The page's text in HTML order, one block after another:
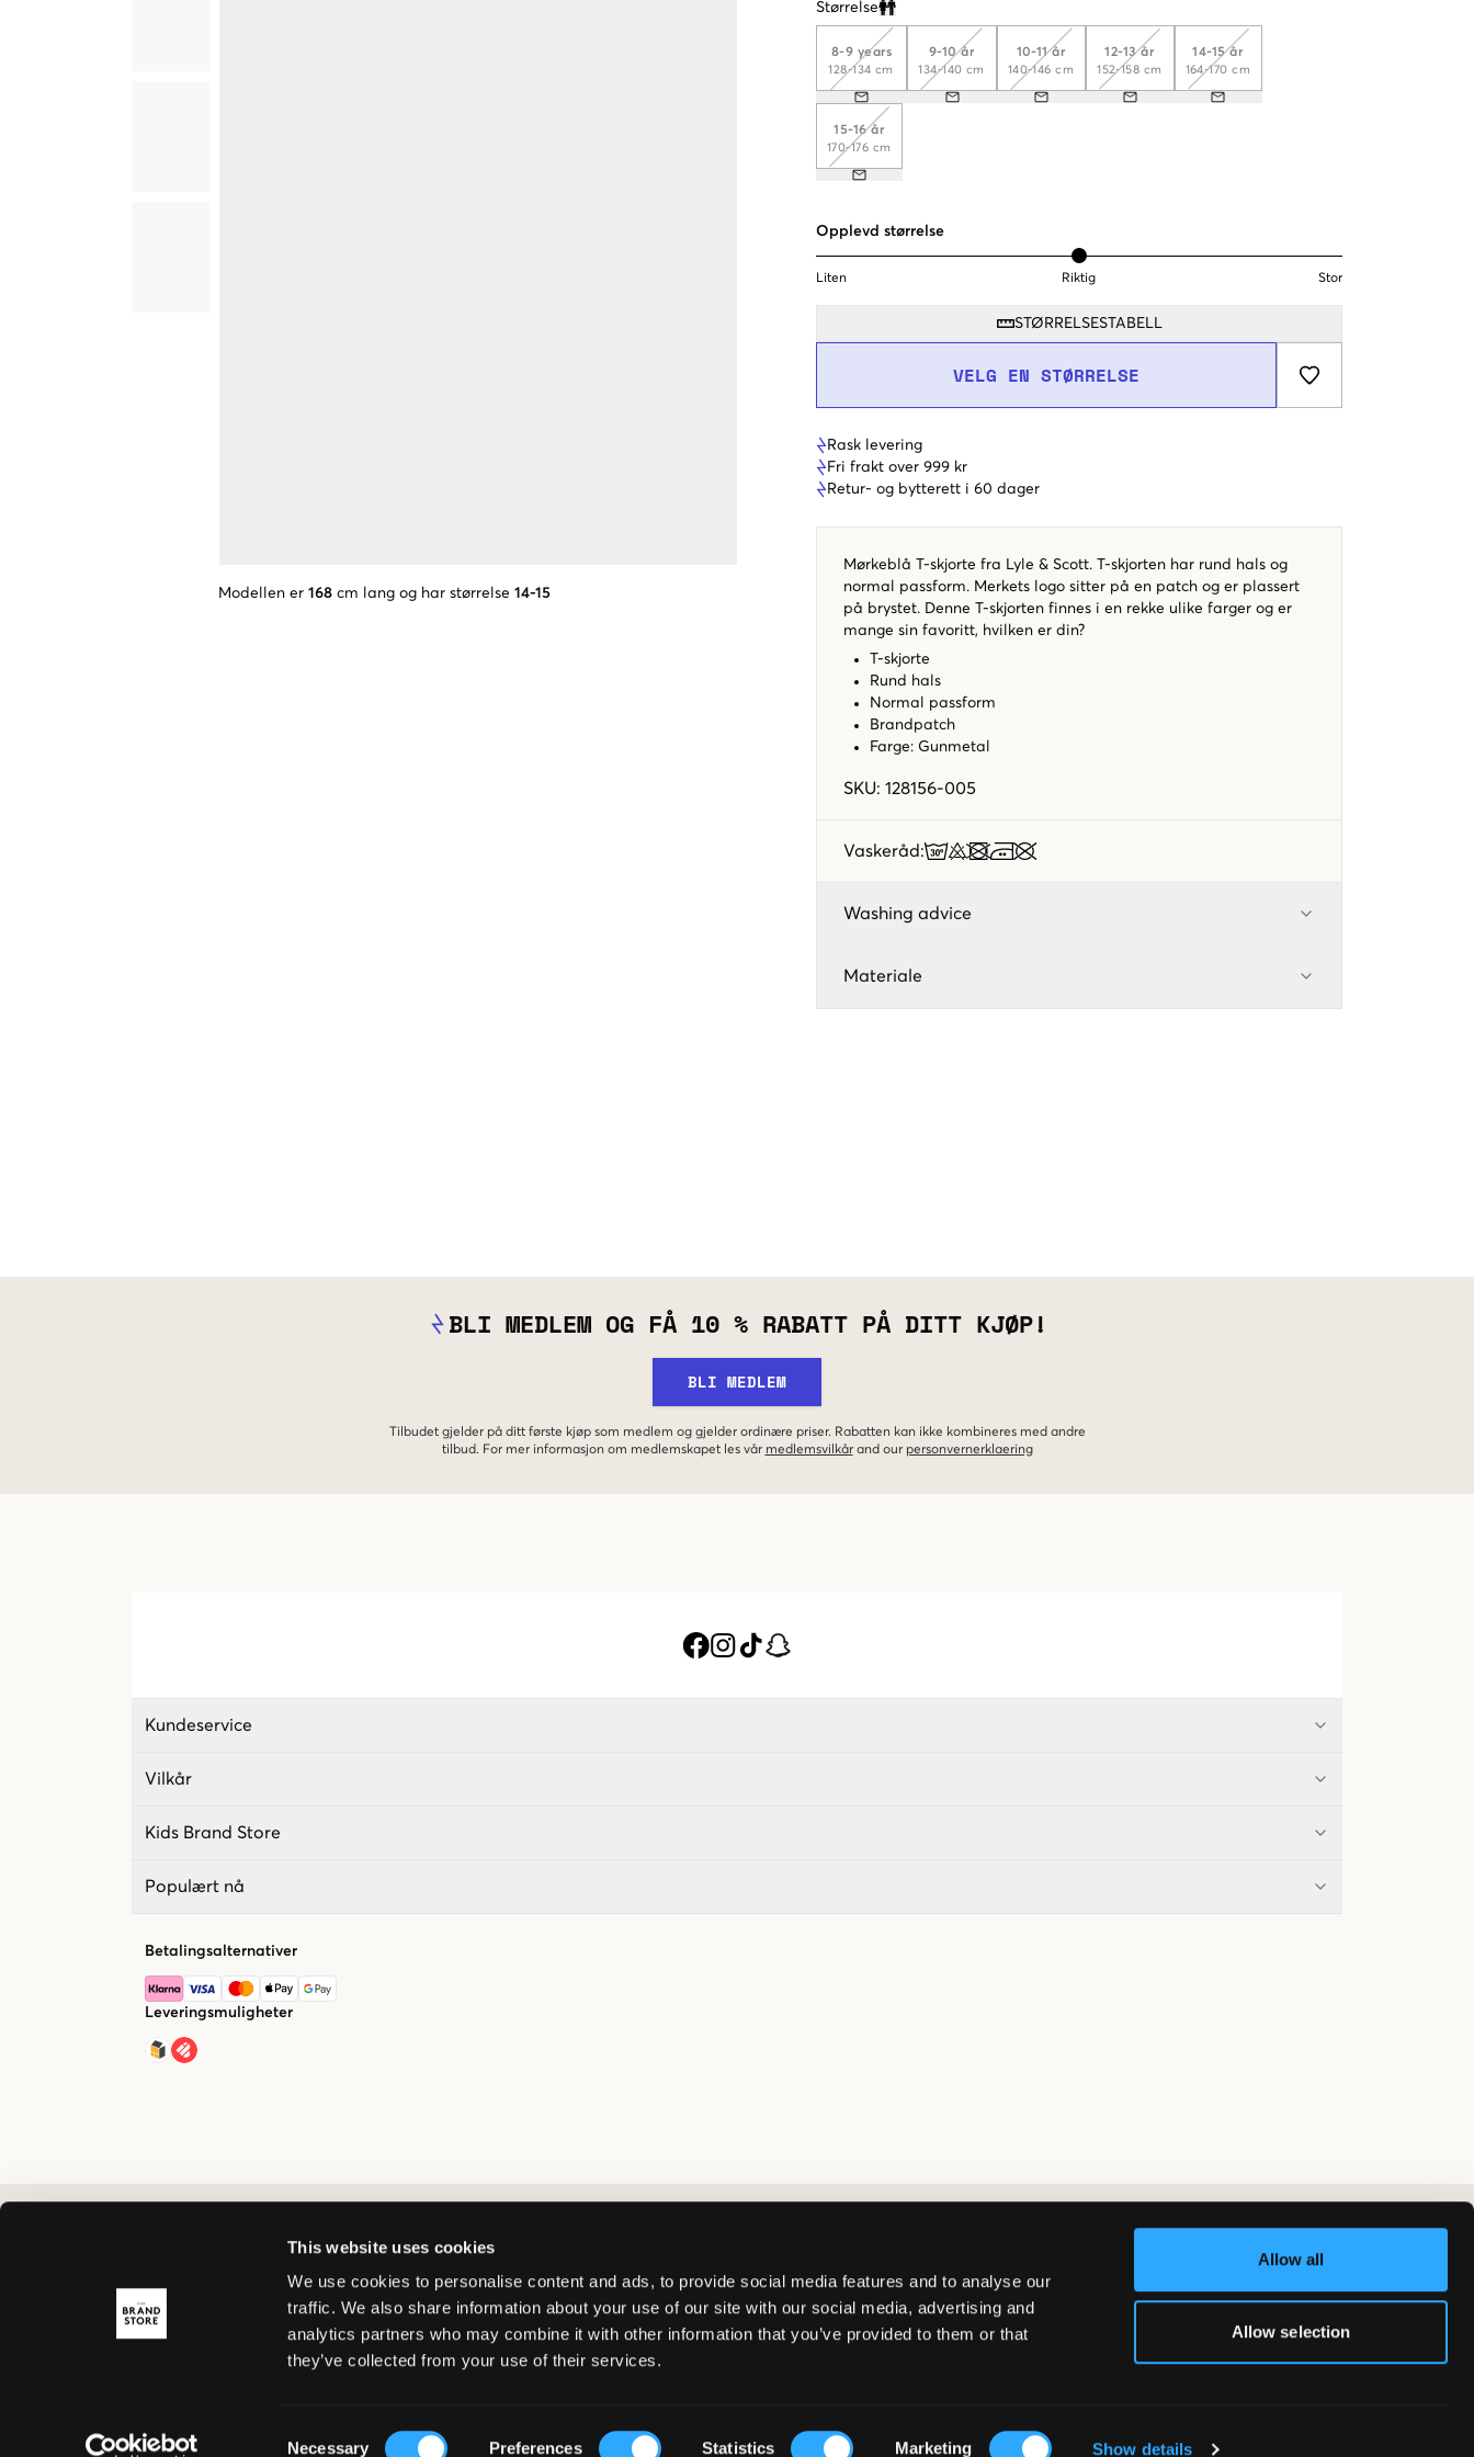
This website uses cookies
We use cookies to personalise content and ads, to provide social media features and to analyse our
traffic. We also share information about your use of our site with our social media, advertising and
analytics partners who may combine it with other information that you’ve provided to them or that
they’ve collected from your use of their services.
Necessary Preferences Statistics Marketing Show details
Allow all
Allow selection
Modellen er 168 cm lang og har størrelse 14-15
Størrelse
Clone modal
8-9 years
128-134 cm
9-10 år
134-140 cm
10-11 år
140-146 cm
12-13 år
152-158 cm
14-15 år
164-170 cm
15-16 år
170-176 cm
Opplevd størrelse
Liten Riktig Stor
STØRRELSESTABELL
VELG EN STØRRELSE
Rask levering
Fri frakt over 999 kr
Retur- og bytterett i 60 dager
Mørkeblå T-skjorte fra Lyle & Scott. T-skjorten har rund hals og
normal passform. Merkets logo sitter på en patch og er plassert
på brystet. Denne T-skjorten finnes i en rekke ulike farger og er
mange sin favoritt, hvilken er din?
T-skjorte
Rund hals
Normal passform
Brandpatch
Farge: Gunmetal
SKU: 128156-005
Vaskeråd:
Washing advice
Materiale
BLI MEDLEM OG FÅ 10 % RABATT PÅ DITT KJØP!
BLI MEDLEM
Tilbudet gjelder på ditt første kjøp som medlem og gjelder ordinære priser. Rabatten kan ikke kombineres med andre
tilbud. For mer informasjon om medlemskapet les vår medlemsvilkår and our personvernerklaering
Kundeservice
Vilkår
Kids Brand Store
Populært nå
Betalingsalternativer
Leveringsmuligheter
© Copyright 2026 Kids Brand Store AB